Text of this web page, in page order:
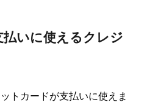
払いに使えるクレジ
トカードが支払いに使えま